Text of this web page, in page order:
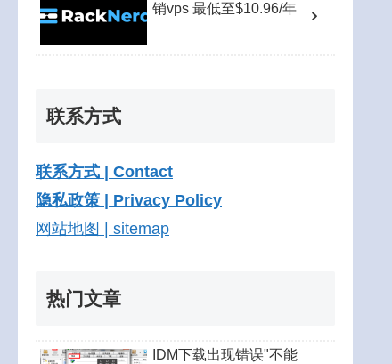
销vps 最低至$10.96/年
联系方式
联系方式 | Contact
隐私政策 | Privacy Policy
网站地图 | sitemap
热门文章
IDM下载出现错误"不能